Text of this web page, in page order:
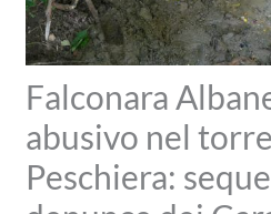
Falconara
abusivo nel
Peschiera: